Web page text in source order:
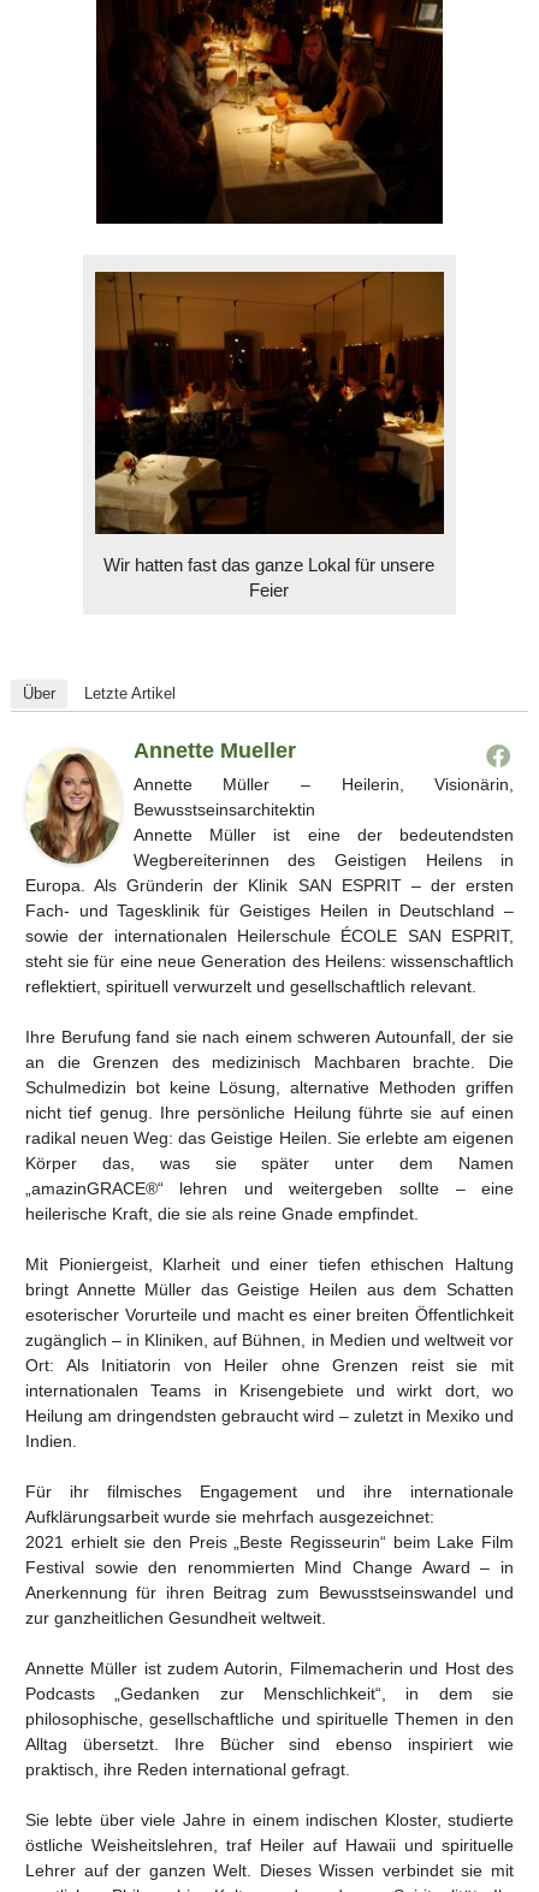
Wir hatten fast das ganze Lokal für unsere
Feier
Über Letzte Artikel
Annette Mueller
Annette Müller – Heilerin, Visionärin,
Bewusstseinsarchitektin
Annette Müller ist eine der bedeutendsten
Wegbereiterinnen des Geistigen Heilens in
Europa. Als Gründerin der Klinik SAN ESPRIT – der ersten
Fach- und Tagesklinik für Geistiges Heilen in Deutschland –
sowie der internationalen Heilerschule ÉCOLE SAN ESPRIT,
steht sie für eine neue Generation des Heilens: wissenschaftlich
reflektiert, spirituell verwurzelt und gesellschaftlich relevant.
Ihre Berufung fand sie nach einem schweren Autounfall, der sie
an die Grenzen des medizinisch Machbaren brachte. Die
Schulmedizin bot keine Lösung, alternative Methoden griffen
nicht tief genug. Ihre persönliche Heilung führte sie auf einen
radikal neuen Weg: das Geistige Heilen. Sie erlebte am eigenen
Körper das, was sie später unter dem Namen
„amazinGRACE®“ lehren und weitergeben sollte – eine
heilerische Kraft, die sie als reine Gnade empfindet.
Mit Pioniergeist, Klarheit und einer tiefen ethischen Haltung
bringt Annette Müller das Geistige Heilen aus dem Schatten
esoterischer Vorurteile und macht es einer breiten Öffentlichkeit
zugänglich – in Kliniken, auf Bühnen, in Medien und weltweit vor
Ort: Als Initiatorin von Heiler ohne Grenzen reist sie mit
internationalen Teams in Krisengebiete und wirkt dort, wo
Heilung am dringendsten gebraucht wird – zuletzt in Mexiko und
Indien.
Für ihr filmisches Engagement und ihre internationale
Aufklärungsarbeit wurde sie mehrfach ausgezeichnet:
2021 erhielt sie den Preis „Beste Regisseurin“ beim Lake Film
Festival sowie den renommierten Mind Change Award – in
Anerkennung für ihren Beitrag zum Bewusstseinswandel und
zur ganzheitlichen Gesundheit weltweit.
Annette Müller ist zudem Autorin, Filmemacherin und Host des
Podcasts „Gedanken zur Menschlichkeit“, in dem sie
philosophische, gesellschaftliche und spirituelle Themen in den
Alltag übersetzt. Ihre Bücher sind ebenso inspiriert wie
praktisch, ihre Reden international gefragt.
Sie lebte über viele Jahre in einem indischen Kloster, studierte
östliche Weisheitslehren, traf Heiler auf Hawaii und spirituelle
Lehrer auf der ganzen Welt. Dieses Wissen verbindet sie mit